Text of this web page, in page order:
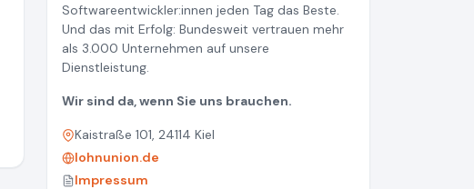
Softwareentwickler:innen jeden Tag das Beste.
Und das mit Erfolg: Bundesweit vertrauen mehr
als 3.000 Unternehmen auf unsere
Dienstleistung.
Wir sind da, wenn Sie uns brauchen.
Kaistraße 101, 24114 Kiel
lohnunion.de
Impressum